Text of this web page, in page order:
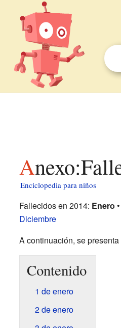
Enciclopedia para niños
Fallecidos en 2014: Enero •
Diciembre
A continuación, se
Contenido
1 de enero
2 de enero